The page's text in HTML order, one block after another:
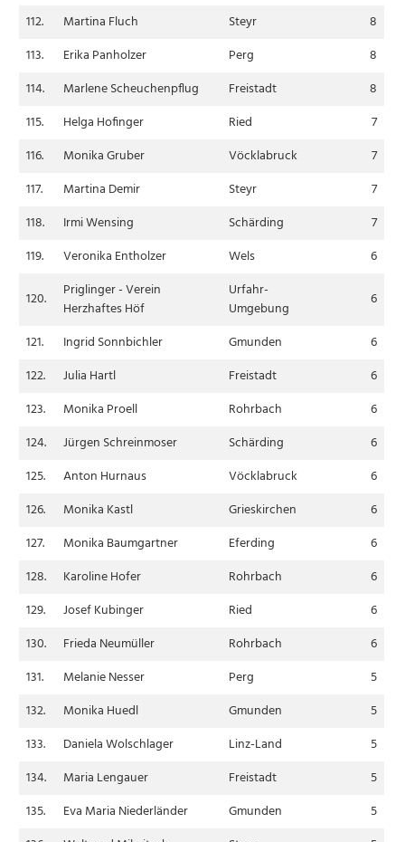
112.
Martina Fluch Steyr
8
113.
Erika Panholzer Perg
8
114.
Marlene Scheuchenpflug Freistadt
8
115.
Helga Hofinger Ried
7
116.
Monika Gruber Vöcklabruck
7
117.
Martina Demir Steyr
7
118.
Irmi Wensing Schärding
7
119.
Veronika Entholzer Wels 6
120.
Priglinger - Verein
Herzhaftes Höf
Urfahr-
Umgebung
6
121. Ingrid Sonnbichler Gmunden
6
122.
Julia Hartl Freistadt
6
123.
Monika Proell Rohrbach
6
124.
Jürgen Schreinmoser Schärding
6
125.
Anton Hurnaus Vöcklabruck
6
126.
Monika Kastl Grieskirchen
6
127.
Monika Baumgartner Eferding
6
128.
Karoline Hofer Rohrbach
6
129.
Josef Kubinger Ried
6
130.
Frieda Neumüller Rohrbach
6
131.
Melanie Nesser Perg
5
132.
Monika Huedl Gmunden
5
133.
Daniela Wolschlager Linz-Land
5
134.
Maria Lengauer Freistadt
5
135.
Eva Maria Niederländer Gmunden
5